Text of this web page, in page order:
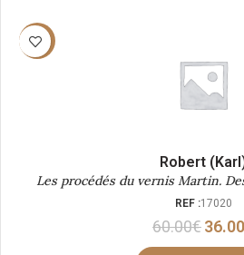
-40%
Robert
Les procédés du vernis Martin.
REF :17020
60.00€36.00